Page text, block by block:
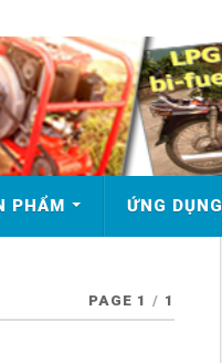
PHẨM ỨNG DỤNG
PAGE 1 / 1